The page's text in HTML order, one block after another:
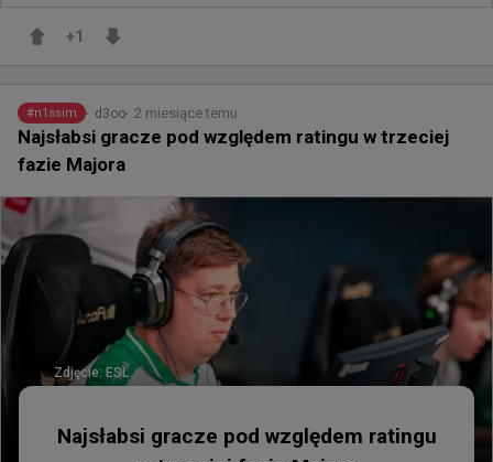
+1
#n1ssim d3oo 2 miesiące temu
Najsłabsi gracze pod względem ratingu w trzeciej
fazie Majora
Zdjęcie: ESL
Najsłabsi gracze pod względem ratingu